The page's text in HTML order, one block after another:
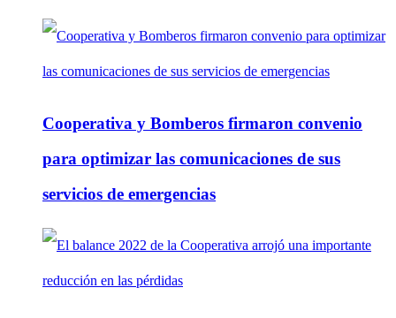
Cooperativa y Bomberos firmaron convenio
para optimizar las comunicaciones de sus
servicios de emergencias